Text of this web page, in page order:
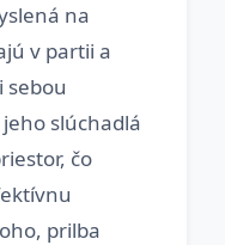
na
v partii a
sebou
slúchadlá
čo
prilba